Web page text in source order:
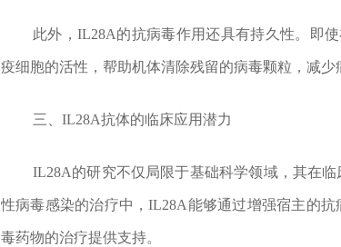
此外，IL28A的抗病毒作用还具有持久性。即
疫细胞的活性，帮助机体清除残留的病毒颗粒，减少
三、IL28A抗体的临床应用潜力
IL28A的研究不仅局限于基础科学领域，其在
性病毒感染的治疗中，IL28A能够通过增强宿主的
毒药物的治疗提供支持。